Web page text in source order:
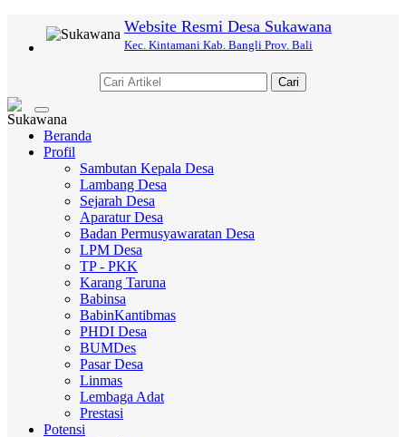
Website Resmi Desa Sukawana
Kec. Kintamani Kab. Bangli Prov. Bali
Cari
Toggle
navigation
Beranda
Profil
Sambutan Kepala Desa
Lambang Desa
Sejarah Desa
Aparatur Desa
Badan Permusyawaratan Desa
LPM Desa
TP - PKK
Karang Taruna
Babinsa
BabinKantibmas
PHDI Desa
BUMDes
Pasar Desa
Linmas
Lembaga Adat
Prestasi
Potensi